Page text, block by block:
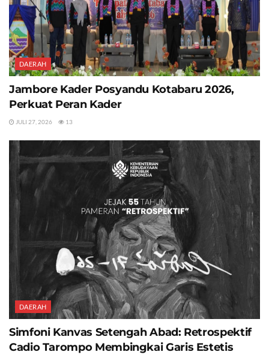
DAERAH
Jambore Kader Posyandu Kotabaru 2026,
Perkuat Peran Kader
JULI 27, 2026 13
DAERAH
Simfoni Kanvas Setengah Abad: Retrospektif
Cadio Tarompo Membingkai Garis Estetis